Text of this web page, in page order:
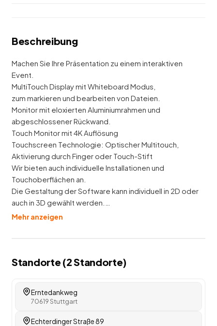
Beschreibung
Machen Sie Ihre Präsentation zu einem interaktiven
Event.
MultiTouch Display mit Whiteboard Modus,
zum markieren und bearbeiten von Dateien.
Monitor mit eloxierten Aluminiumrahmen und
abgeschlossener Rückwand.
Touch Monitor mit 4K Auflösung
Touchscreen Technologie: Optischer Multitouch,
Aktivierung durch Finger oder Touch-Stift
Wir bieten auch individuelle Installationen und
Touchoberflächen an.
Die Gestaltung der Software kann individuell in 2D oder
auch in 3D gewählt werden.…
Mehr anzeigen
Standorte (2Standorte)
Erntedankweg
70619 Stuttgart
Echterdinger Straße 89